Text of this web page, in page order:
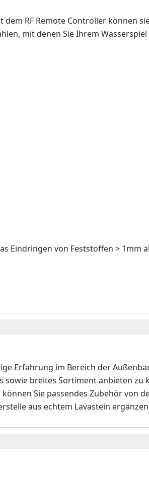
RF Remote Controller können
mit denen Sie Ihrem
Eindringen von Feststoffen >
Erfahrung im Bereich der
breites Sortiment anbieten zu
können Sie passendes Zubehör von
aus echtem Lavastein